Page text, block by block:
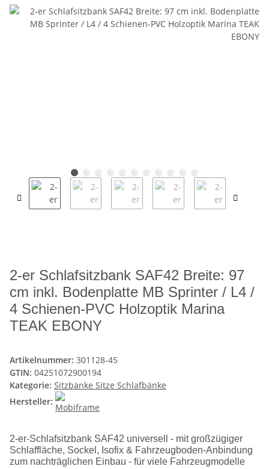
2-er Schlafsitzbank SAF42 Breite: 97
cm inkl. Bodenplatte MB Sprinter / L4 /
4 Schienen-PVC Holzoptik Marina
TEAK EBONY
Artikelnummer: 301128-45
GTIN: 04251072900194
Kategorie: Sitzbänke Sitze Schlafbänke
Hersteller:
2-er-Schlafsitzbank SAF42 universell - mit großzügiger
Schlaffläche, Sockel, Isofix & Fahrzeugboden-Anbindung
zum nachträglichen Einbau - für viele Fahrzeugmodelle